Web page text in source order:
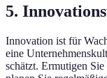
5.
Innovation ist für
eine
schätzt. Ermutigen